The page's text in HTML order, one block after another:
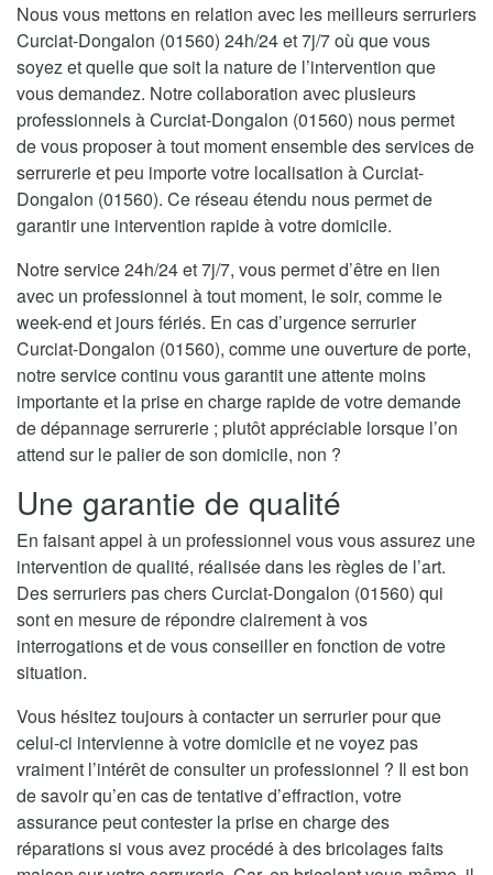
Nous vous mettons en relation avec les meilleurs serruriers
Curciat-Dongalon (01560) 24h/24 et 7j/7 où que vous
soyez et quelle que soit la nature de l’intervention que
vous demandez. Notre collaboration avec plusieurs
professionnels à Curciat-Dongalon (01560) nous permet
de vous proposer à tout moment ensemble des services de
serrurerie et peu importe votre localisation à Curciat-
Dongalon (01560). Ce réseau étendu nous permet de
garantir une intervention rapide à votre domicile.
Notre service 24h/24 et 7j/7, vous permet d’être en lien
avec un professionnel à tout moment, le soir, comme le
week-end et jours fériés. En cas d’urgence serrurier
Curciat-Dongalon (01560), comme une ouverture de porte,
notre service continu vous garantit une attente moins
importante et la prise en charge rapide de votre demande
de dépannage serrurerie ; plutôt appréciable lorsque l’on
attend sur le palier de son domicile, non ?
Une garantie de qualité
En faisant appel à un professionnel vous vous assurez une
intervention de qualité, réalisée dans les règles de l’art.
Des serruriers pas chers Curciat-Dongalon (01560) qui
sont en mesure de répondre clairement à vos
interrogations et de vous conseiller en fonction de votre
situation.
Vous hésitez toujours à contacter un serrurier pour que
celui-ci intervienne à votre domicile et ne voyez pas
vraiment l’intérêt de consulter un professionnel ? Il est bon
de savoir qu’en cas de tentative d’effraction, votre
assurance peut contester la prise en charge des
réparations si vous avez procédé à des bricolages faits